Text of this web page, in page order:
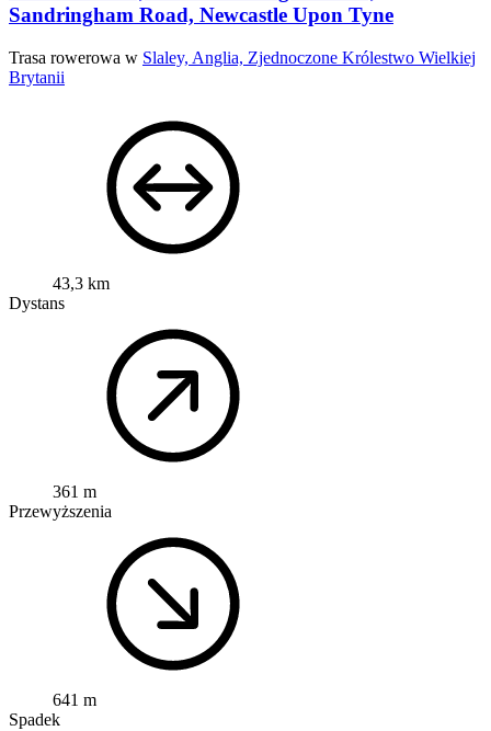
Sandringham Road, Newcastle Upon Tyne
Trasa rowerowa w Slaley, Anglia, Zjednoczone Królestwo Wielkiej
Brytanii
43,3 km
Dystans
361 m
Przewyższenia
641 m
Spadek